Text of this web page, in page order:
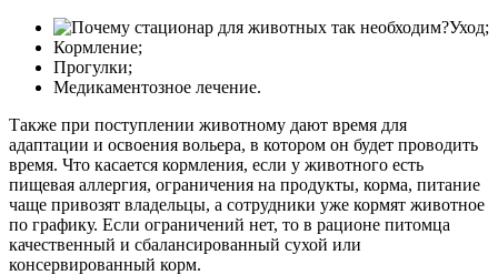
Уход;
Кормление;
Прогулки;
Медикаментозное лечение.
Также при поступлении животному дают время для
адаптации и освоения вольера, в котором он будет проводить
время. Что касается кормления, если у животного есть
пищевая аллергия, ограничения на продукты, корма, питание
чаще привозят владельцы, а сотрудники уже кормят животное
по графику. Если ограничений нет, то в рационе питомца
качественный и сбалансированный сухой или
консервированный корм.